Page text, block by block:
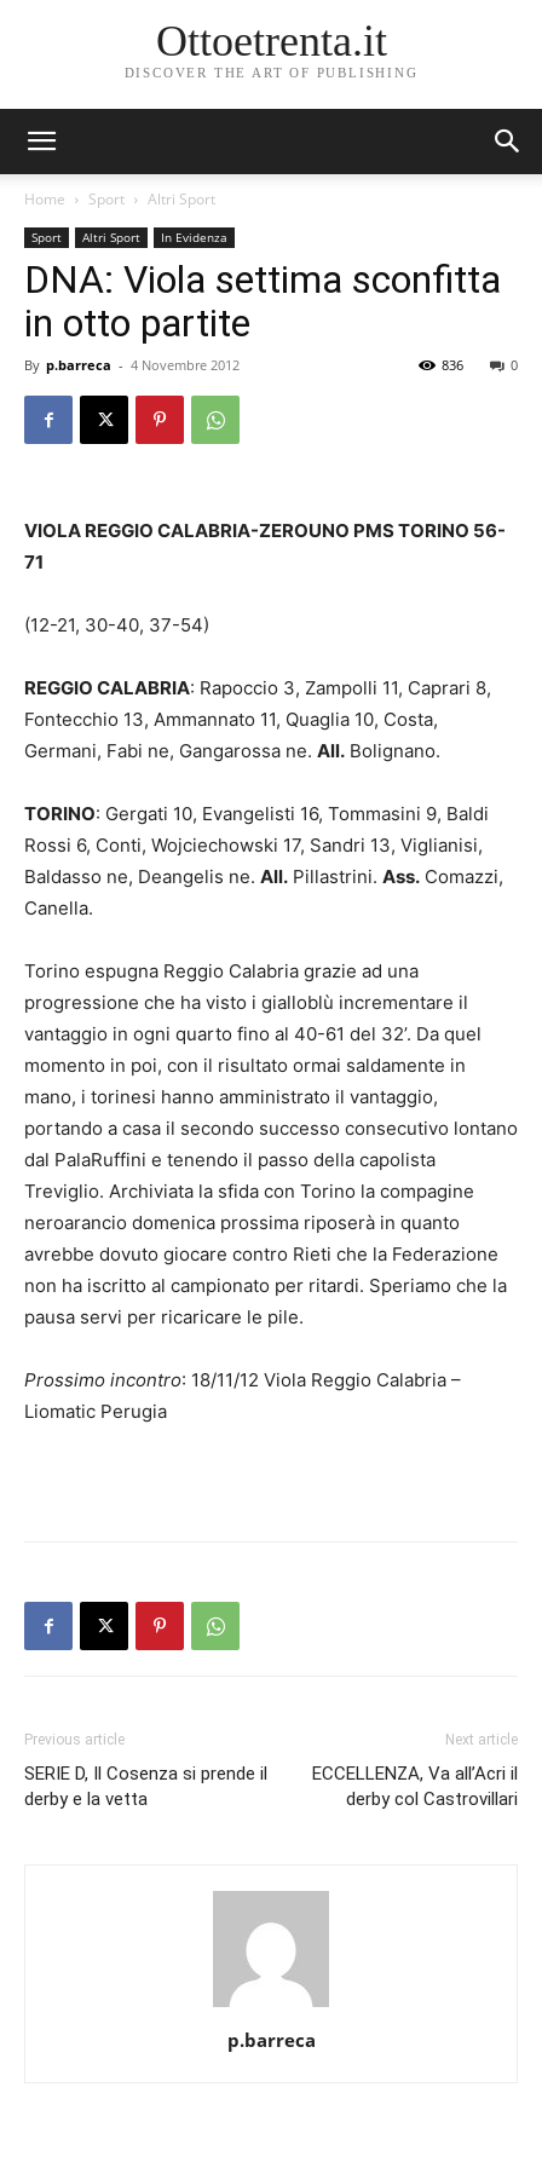
Ottoetrenta.it
DISCOVER THE ART OF PUBLISHING
Home Sport Altri Sport
Sport Altri Sport In Evidenza
DNA: Viola settima sconfitta
in otto partite
By p.barreca - 4 Novembre 2012 0
836
VIOLA REGGIO CALABRIA-ZEROUNO PMS TORINO 56-
71
(12-21, 30-40, 37-54)
REGGIO CALABRIA: Rapoccio 3, Zampolli 11, Caprari 8,
Fontecchio 13, Ammannato 11, Quaglia 10, Costa,
Germani, Fabi ne, Gangarossa ne. All. Bolignano.
TORINO: Gergati 10, Evangelisti 16, Tommasini 9, Baldi
Rossi 6, Conti, Wojciechowski 17, Sandri 13, Viglianisi,
Baldasso ne, Deangelis ne. All. Pillastrini. Ass. Comazzi,
Canella.
Torino espugna Reggio Calabria grazie ad una
progressione che ha visto i gialloblù incrementare il
vantaggio in ogni quarto fino al 40-61 del 32’. Da quel
momento in poi, con il risultato ormai saldamente in
mano, i torinesi hanno amministrato il vantaggio,
portando a casa il secondo successo consecutivo lontano
dal PalaRuffini e tenendo il passo della capolista
Treviglio. Archiviata la sfida con Torino la compagine
neroarancio domenica prossima riposerà in quanto
avrebbe dovuto giocare contro Rieti che la Federazione
non ha iscritto al campionato per ritardi. Speriamo che la
pausa servi per ricaricare le pile.
Prossimo incontro: 18/11/12 Viola Reggio Calabria –
Liomatic Perugia
Previous article
SERIE D, Il Cosenza si prende il
derby e la vetta
Next article
ECCELLENZA, Va all’Acri il
derby col Castrovillari
p.barreca